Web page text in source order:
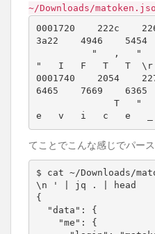
~/Downloads/
0001720    222c
3a22    4946    5454
"   I   F   T   T  \r
0001740    2054
6465    7669    6365
e   v   i   c   e
てことでこんな感じでパー
$ cat ~/Downloads/
\n ' | jq . | head
{